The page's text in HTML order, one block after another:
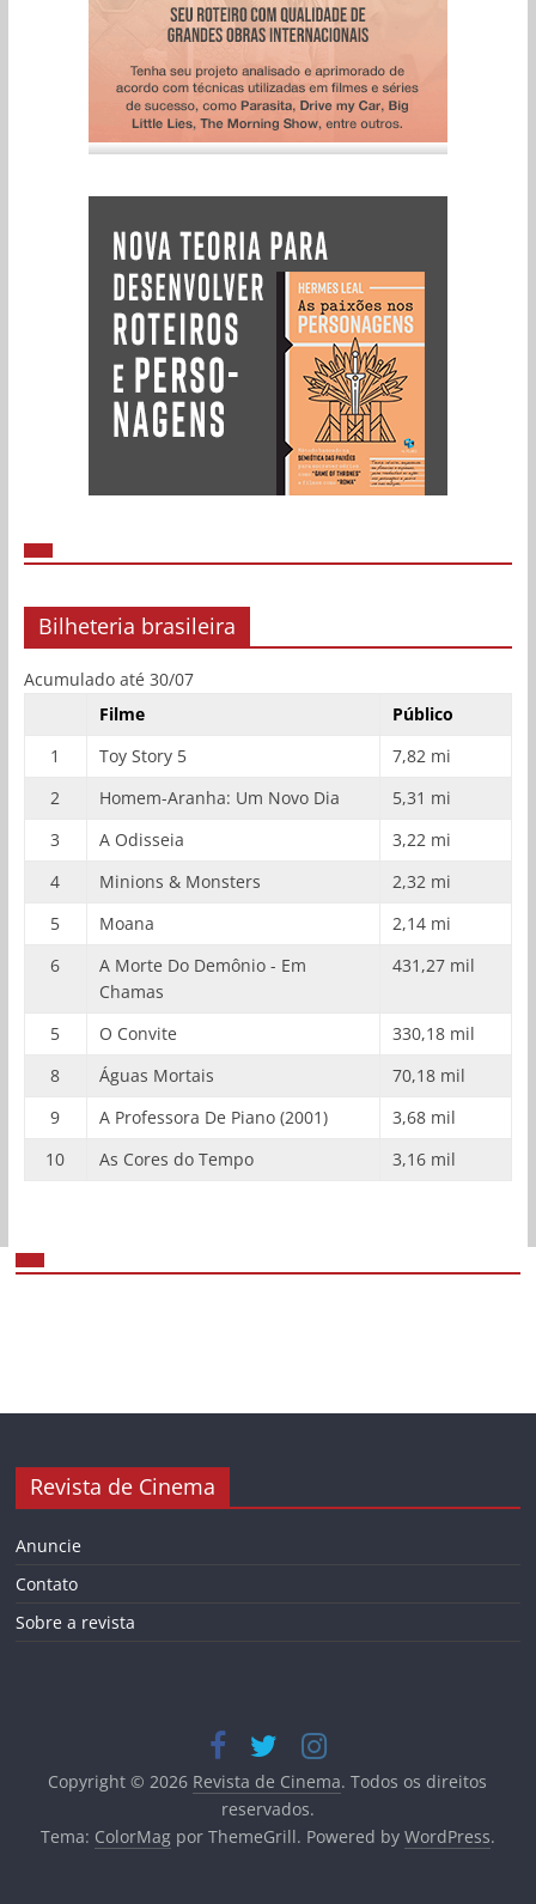
Bilheteria brasileira
Acumulado até 30/07
Filme
Público
1
Toy Story 5
7,82 mi
2
Homem-Aranha: Um Novo Dia
5,31 mi
3
A Odisseia
3,22 mi
4
Minions & Monsters
2,32 mi
5
Moana
2,14 mi
6
A Morte Do Demônio - Em
Chamas
431,27 mil
5 O Convite
330,18 mil
8
Águas Mortais
70,18 mil
9
A Professora De Piano (2001)
3,68 mil
10
As Cores do Tempo 3,16 mil
Revista de Cinema
Anuncie
Contato
Sobre a revista
Copyright © 2026 Revista de Cinema. Todos os direitos
reservados.
Tema: ColorMagpor ThemeGrill. Powered by WordPress.